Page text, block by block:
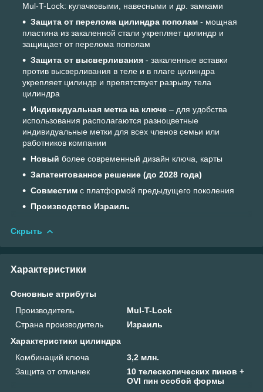
Mul-T-Lock: кулачковыми, навесными и др. замками
Защита от перелома цилиндра пополам - мощная
пластина из закаленной стали укрепляет цилиндр и
защищает от перелома пополам
Защита от высверливания - закаленные вставки
против высверливания в теле и в плаге цилиндра
укрепляет цилиндр и препятствует разрыву тела
цилиндра
Индивидуальная метка на ключе – для удобства
использования располагаются разноцветные
индивидуальные метки для всех членов семьи или
работников компании
Новый более современный дизайн ключа, карты
Запатентованное решение (до 2028 года)
Совместим с платформой предыдущего поколения
Производство Израиль
Скрыть
Характеристики
Основные атрибуты
Производитель
Mul-T-Lock
Страна производитель
Израиль
Характеристики цилиндра
Комбинаций ключа
3,2 млн.
Защита от отмычек
10 телескопических пинов +
OVI пин особой формы